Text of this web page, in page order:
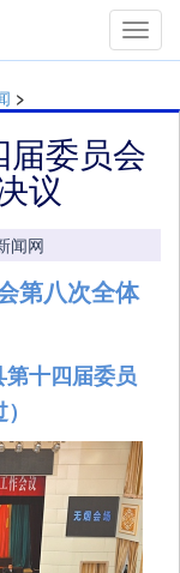
>
委员会
议
新闻网
第八次全体
第十四届委员